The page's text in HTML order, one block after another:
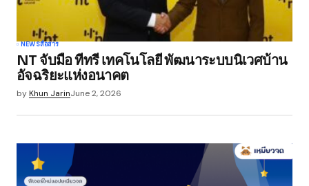
NEWSสื่อสาร
NT จับมือ ทีทรี เทคโนโลยี พัฒนาระบบนิเวศบ้าน
อัจฉริยะแห่งอนาคต
byKhun JarinJune 2, 2026